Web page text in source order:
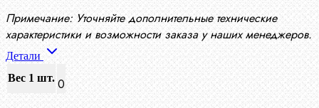
Примечание: Уточняйте дополнительные технические
характеристики и возможности заказа у наших менеджеров.
Детали
Вес 1 шт. 0